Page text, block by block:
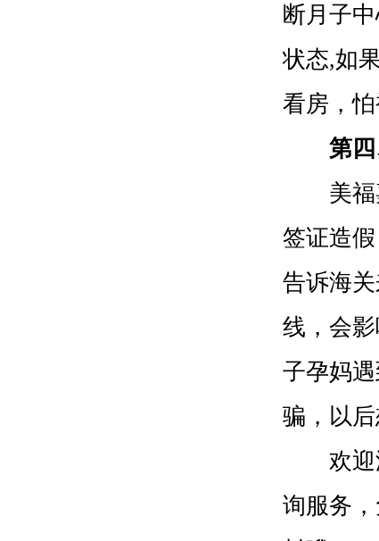
断月子
状态,如
看房，怕
第
美福嘉
签证造
告诉海
线，会
子孕妈
骗，以
欢迎添
询服务